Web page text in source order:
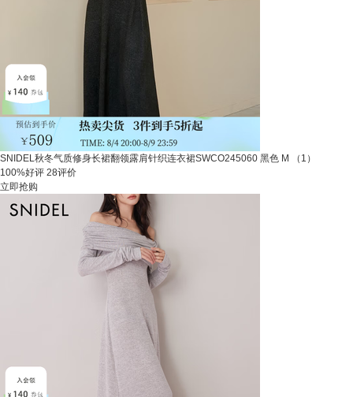
SNIDEL秋冬气质修身长裙翻领露肩针织连衣裙SWCO245060 黑色 M （1）
100%好评 28评价
立即抢购